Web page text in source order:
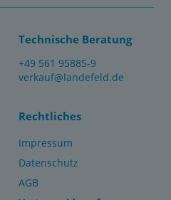
Technische Beratung
+49 561 95885-9
verkauf@landefeld.de
Rechtliches
Impressum
Datenschutz
AGB